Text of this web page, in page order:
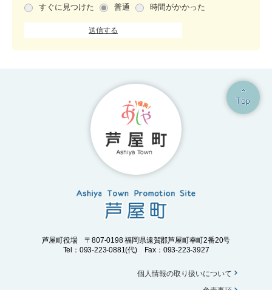
すぐに見つけた 普通 時間がかかった
芦屋町役場 〒807-0198 福岡県遠賀郡芦屋町幸町2番20号
Tel：093-223-0881(代) Fax：093-223-3927
個人情報の取り扱いについて